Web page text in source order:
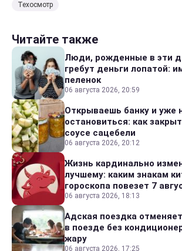
Техосмотр
Читайте также
Люди, рожденные в эти
гребут деньги лопатой:
пеленок
06 августа 2026, 20:59
Открываешь банку и уже
остановиться: как
соусе сацебели
06 августа 2026, 20:12
Жизнь кардинально
лучшему: каким знакам
гороскопа повезет 7
06 августа 2026, 18:13
Адская поездка
в поезде без
жару
06 августа 2026, 17:25